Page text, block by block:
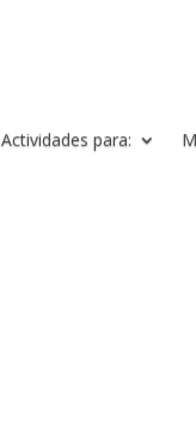
Actividades para: